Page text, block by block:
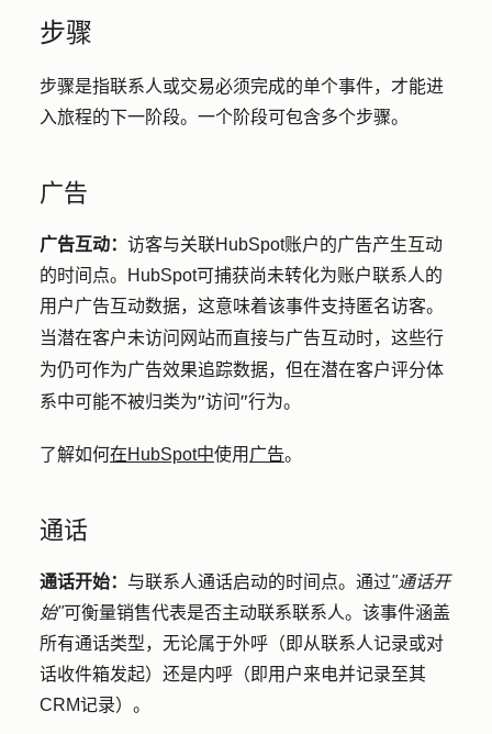
步骤
步骤是指联系人或交易必须完成的单个事件，才能进
入旅程的下一阶段。一个阶段可包含多个步骤。
广告
广告互动： 访客与关联HubSpot账户的广告产生互动
的时间点。HubSpot可捕获尚未转化为账户联系人的
用户广告互动数据，这意味着该事件支持匿名访客。
当潜在客户未访问网站而直接与广告互动时，这些行
为仍可作为广告效果追踪数据，但在潜在客户评分体
系中可能不被归类为"访问"行为。
了解如何在HubSpot中使用 广告。
通话
通话开始： 与联系人通话启动的时间点。通过"通话开
始"可衡量销售代表是否主动联系联系人。该事件涵盖
所有通话类型，无论属于外呼（即从联系人记录或对
话收件箱发起）还是内呼（即用户来电并记录至其
CRM记录）。